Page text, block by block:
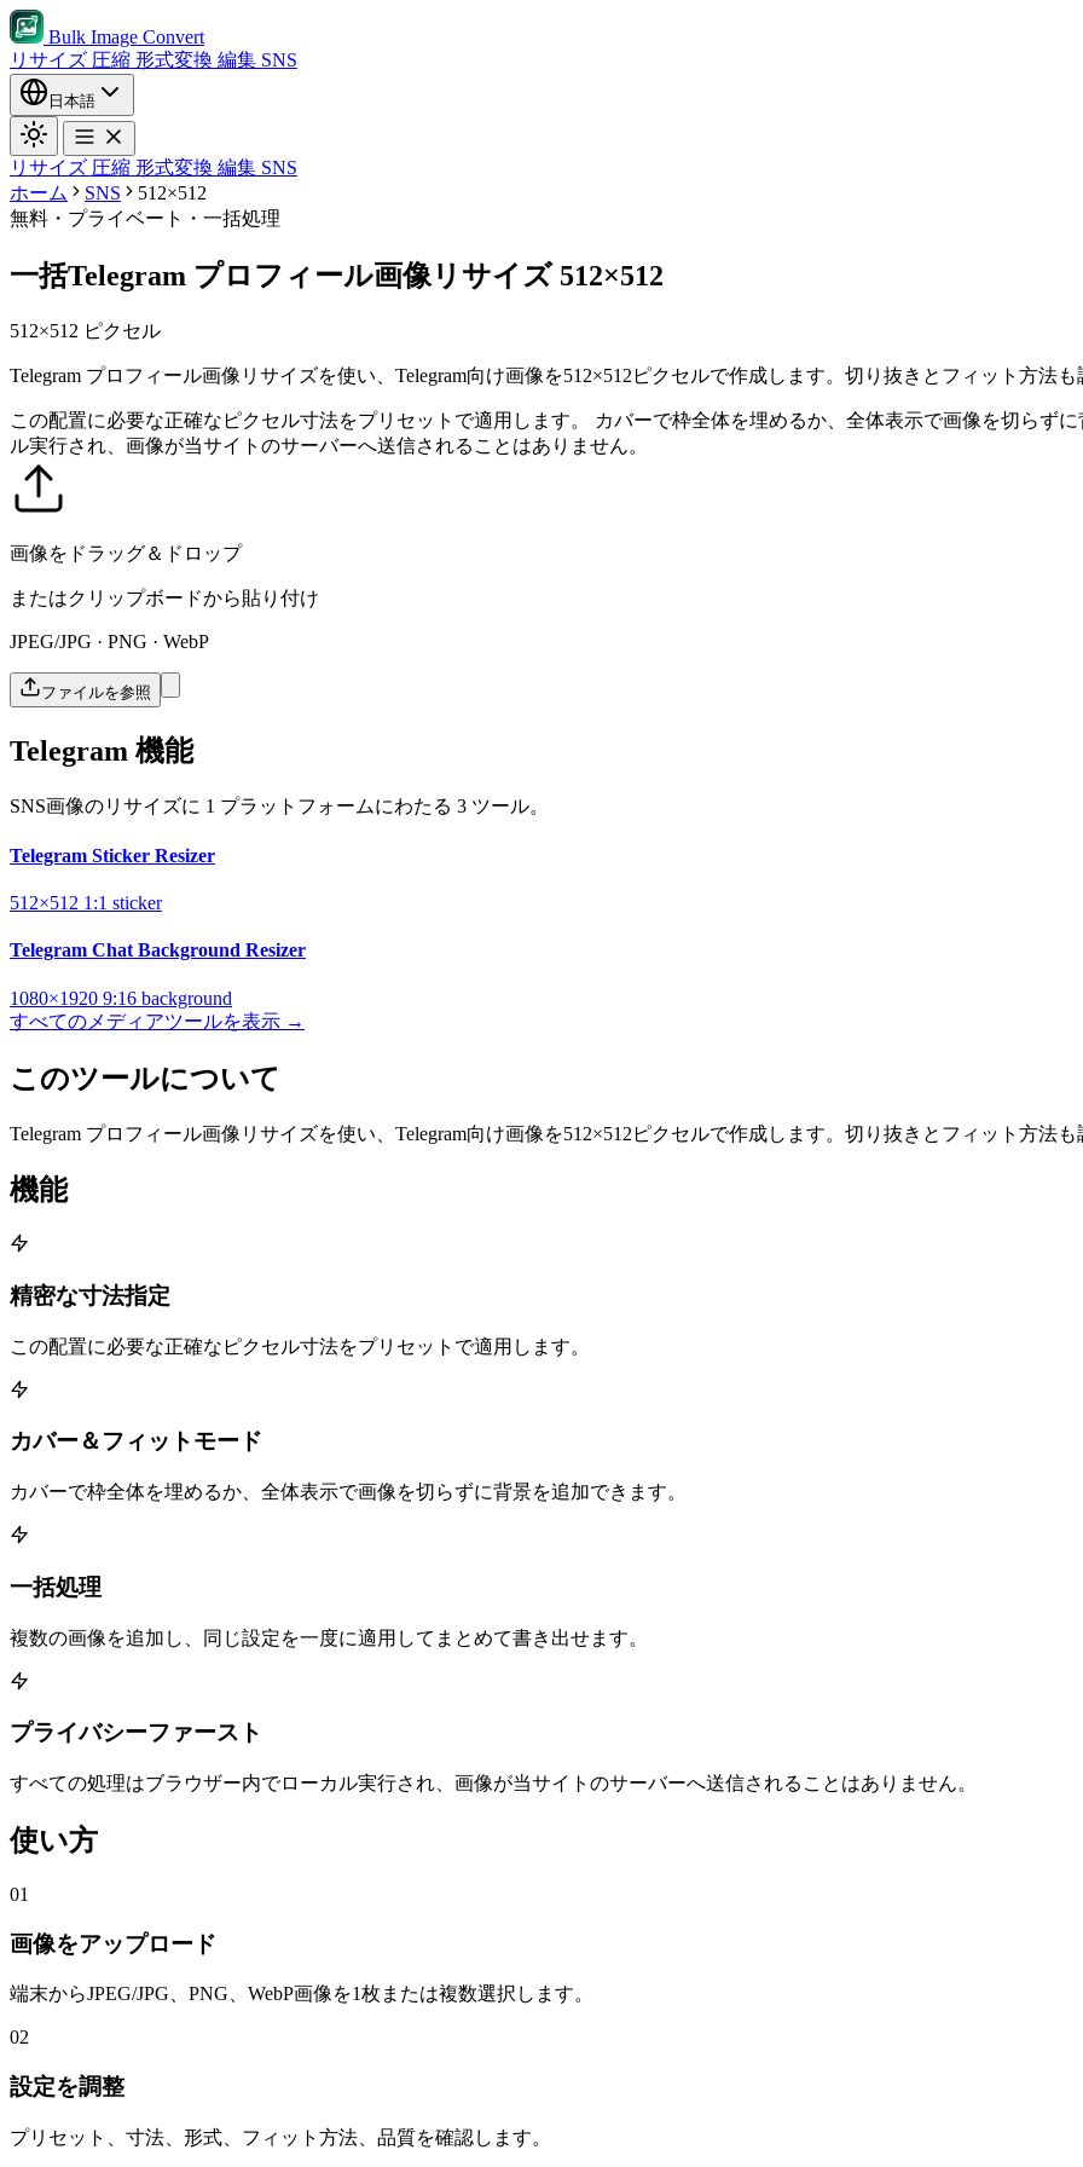
Bulk Image Convert
リサイズ 圧縮 形式変換 編集 SNS
日本語
リサイズ 圧縮 形式変換 編集 SNS
ホーム
SNS
512×512
無料・プライベート・一括処理
一括Telegram プロフィール画像リサイズ 512×512
512×512 ピクセル
Telegram プロフィール画像リサイズを使い、Telegram向け画像を512×512ピクセルで作成します。切り抜きとフィット方法も
この配置に必要な正確なピクセル寸法をプリセットで適用します。 カバーで枠全体を埋めるか、全体表示で画像を切らずに
ル実行され、画像が当サイトのサーバーへ送信されることはありません。
画像をドラッグ＆ドロップ
またはクリップボードから貼り付け
JPEG/JPG · PNG · WebP
ファイルを参照
Telegram 機能
SNS画像のリサイズに 1 プラットフォームにわたる 3 ツール。
Telegram Sticker Resizer
512×512 1:1 sticker
Telegram Chat Background Resizer
1080×1920 9:16 background
すべてのメディアツールを表示 →
このツールについて
Telegram プロフィール画像リサイズを使い、Telegram向け画像を512×512ピクセルで作成します。切り抜きとフィット方法も
機能
精密な寸法指定
この配置に必要な正確なピクセル寸法をプリセットで適用します。
カバー＆フィットモード
カバーで枠全体を埋めるか、全体表示で画像を切らずに背景を追加できます。
一括処理
複数の画像を追加し、同じ設定を一度に適用してまとめて書き出せます。
プライバシーファースト
すべての処理はブラウザー内でローカル実行され、画像が当サイトのサーバーへ送信されることはありません。
使い方
01
画像をアップロード
端末からJPEG/JPG、PNG、WebP画像を1枚または複数選択します。
02
設定を調整
プリセット、寸法、形式、フィット方法、品質を確認します。